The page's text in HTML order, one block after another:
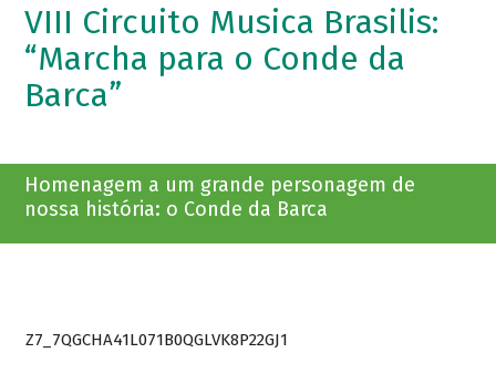
VIII Circuito Musica Brasilis:
“Marcha para o Conde da
Barca”
Homenagem a um grande personagem de
nossa história: o Conde da Barca
Z7_7QGCHA41L071B0QGLVK8P22GJ1